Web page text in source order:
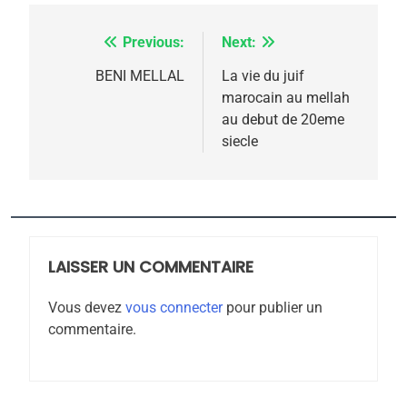
NavigationPrevious:
BENI MELLAL
Next:
La vie du juif
marocain au mellah
au debut de 20eme
siecle
LAISSER UN COMMENTAIRE
Vous devez vous connecterpour publier un
commentaire.
Azilal consacrés produits
du terroir
MAROC
Oeil ravageur – Vanessa
De Loya Stauber
ISRAÉL
«Tu dis génocide, je dis
chanson de Boy George
ISRAÉL JUDAISME
3